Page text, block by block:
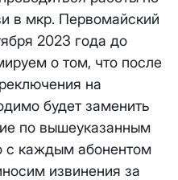
в мкр. Первомайский
2023 года до
о том, что после
на
будет заменить
по вышеуказанным
с каждым абонентом
извинения за
персональных данных
обработки
персональных данных в
обработки